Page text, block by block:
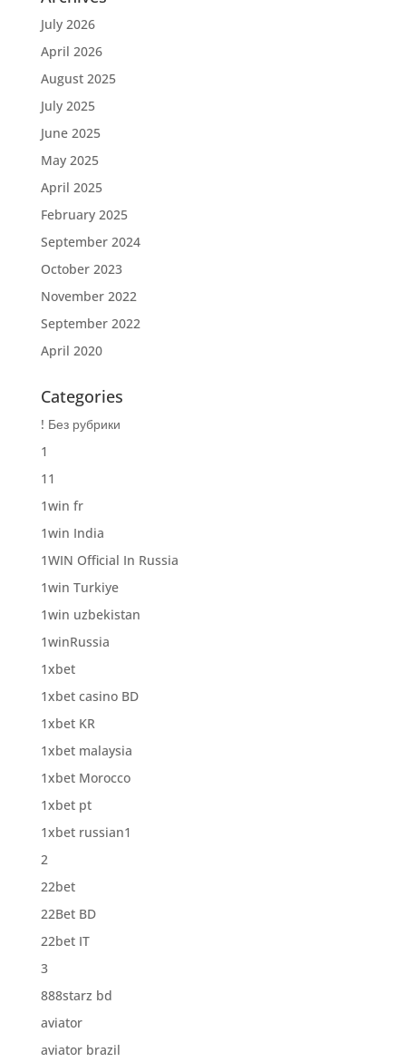
July 2026
April 2026
August 2025
July 2025
June 2025
May 2025
April 2025
February 2025
September 2024
October 2023
November 2022
September 2022
April 2020
Categories
! Без рубрики
1
11
1win fr
1win India
1WIN Official In Russia
1win Turkiye
1win uzbekistan
1winRussia
1xbet
1xbet casino BD
1xbet KR
1xbet malaysia
1xbet Morocco
1xbet pt
1xbet russian1
2
22bet
22Bet BD
22bet IT
3
888starz bd
aviator
aviator brazil